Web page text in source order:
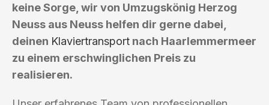
keine Sorge, wir von Umzugskönig Herzog
Neuss aus Neuss helfen dir gerne dabei,
deinen Klaviertransport nach Haarlemmermeer
zu einem erschwinglichen Preis zu
realisieren.